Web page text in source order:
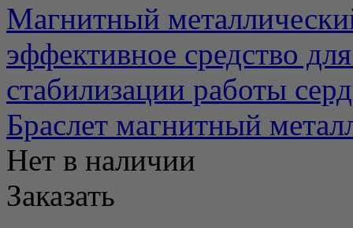
Магнитный
эффективное средство
стабилизации работы
Браслет магнитный
Нет в наличии
Заказать